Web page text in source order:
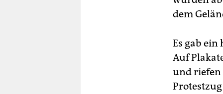
dem
Es gab
Auf
und riefen